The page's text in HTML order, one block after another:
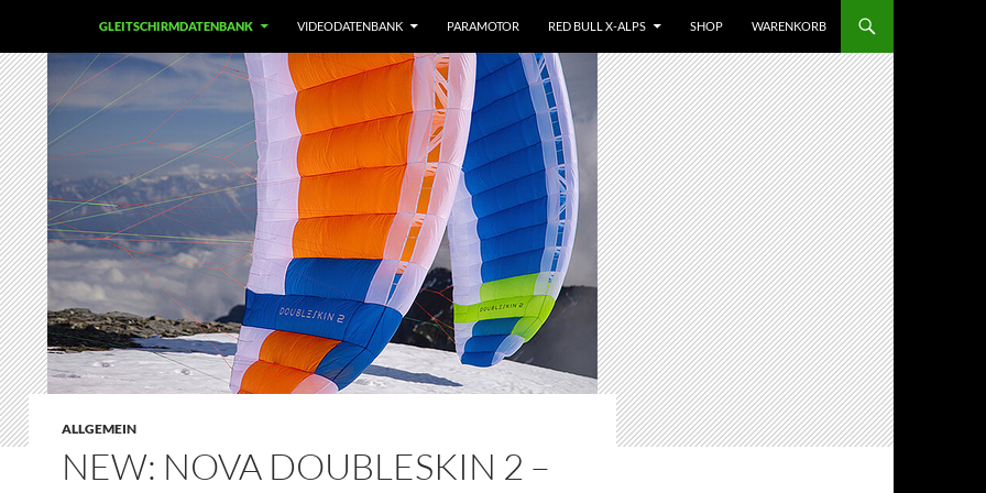
GLEITSCHIRMDATENBANK VIDEODATENBANK PARAMOTOR RED BULL X-ALPS SHOP WARENKORB
ALLGEMEIN
NEW: NOVA DOUBLESKIN 2 –